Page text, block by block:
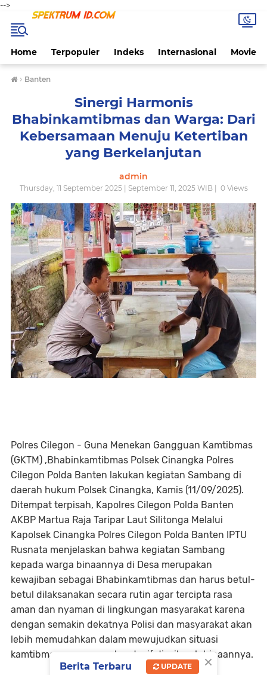
-->
Home Terpopuler Indeks Internasional Movie
› Banten
Sinergi Harmonis
Bhabinkamtibmas dan Warga: Dari
Kebersamaan Menuju Ketertiban
yang Berkelanjutan
admin
Thursday, 11 September 2025 | September 11, 2025 WIB | 0Views
Polres Cilegon - Guna Menekan Gangguan Kamtibmas
(GKTM) ,Bhabinkamtibmas Polsek Cinangka Polres
Cilegon Polda Banten lakukan kegiatan Sambang di
daerah hukum Polsek Cinangka, Kamis (11/09/2025).
Ditempat terpisah, Kapolres Cilegon Polda Banten
AKBP Martua Raja Taripar Laut Silitonga Melalui
Kapolsek Cinangka Polres Cilegon Polda Banten IPTU
Rusnata menjelaskan bahwa kegiatan Sambang
kepada warga binaannya di Desa merupakan
kewajiban sebagai Bhabinkamtibmas dan harus betul-
betul dilaksanakan secara rutin agar tercipta rasa
aman dan nyaman di lingkungan masyarakat karena
dengan semakin dekatnya Polisi dan masyarakat akan
lebih memudahkan dalam mewujudkan situasi
kamtibmas yang aman kondusif di wilayah binaannya.
×
Berita Terbaru UPDATE